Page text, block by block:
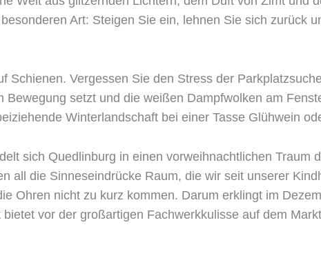
Art: Steigen Sie ein, lehnen Sie sich zurück
Schienen. Vergessen Sie den Stress der
Bewegung setzt und die weißen Dampfwolken am
Winterlandschaft bei einer Tasse Glühwein
sich Quedlinburg in einen vorweihnachtlichen
all die Sinneseindrücke Raum, die wir seit unserer
Ohren nicht zu kurz kommen. Darum erklingt im
vor der großartigen Fachwerkkulisse auf dem